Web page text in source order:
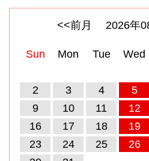
<<前月 2026年
Sun Mon Tue Wed
2
3 4 5
9
10 11 12
16
17 18 19
23
24 25 26